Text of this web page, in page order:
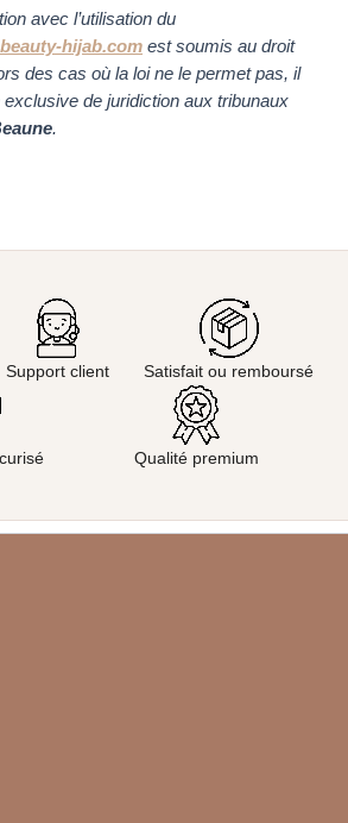
avec l’utilisation du
hijab.com est soumis au droit
des cas où la loi ne le permet pas, il
de juridiction aux tribunaux
.
Support client Satisfait ou remboursé
Qualité premium